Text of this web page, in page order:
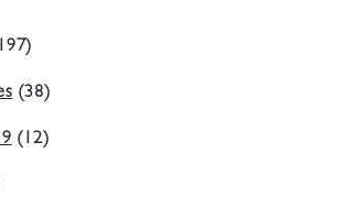
(38)
(12)